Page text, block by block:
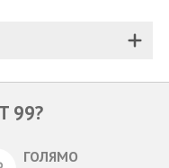
99?
ГОЛЯМО